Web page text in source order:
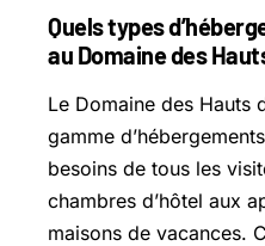
Quels types
au Domaine des
Le Domaine des Hauts
gamme
besoins de tous les
chambres d’hôtel aux
maisons de vacances.